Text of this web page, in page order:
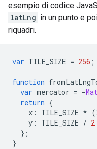
esempio di codice
latLng in un punto e
riquadri.
var TILE_SIZE = 256 ;
function
var mercator = -
return {
x : TILE_SIZE * (
y : TILE_SIZE / 2
};
}